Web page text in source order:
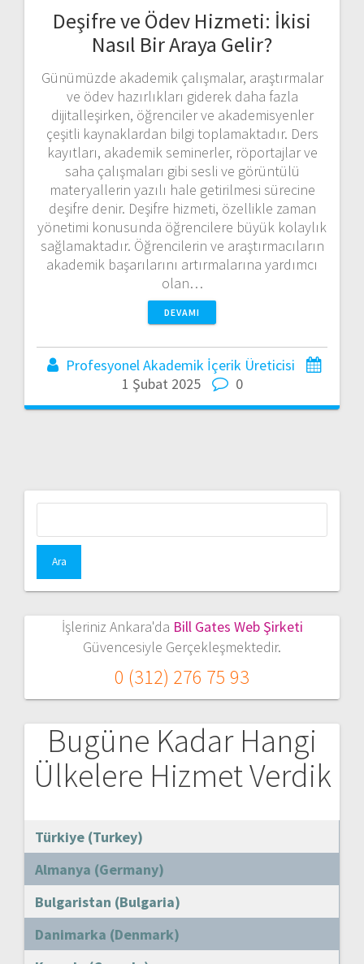
Deşifre ve Ödev Hizmeti: İkisi
Nasıl Bir Araya Gelir?
Günümüzde akademik çalışmalar, araştırmalar
ve ödev hazırlıkları giderek daha fazla
dijitalleşirken, öğrenciler ve akademisyenler
çeşitli kaynaklardan bilgi toplamaktadır. Ders
kayıtları, akademik seminerler, röportajlar ve
saha çalışmaları gibi sesli ve görüntülü
materyallerin yazılı hale getirilmesi sürecine
deşifre denir. Deşifre hizmeti, özellikle zaman
yönetimi konusunda öğrencilere büyük kolaylık
sağlamaktadır. Öğrencilerin ve araştırmacıların
akademik başarılarını artırmalarına yardımcı
olan…
DEVAMI
Profesyonel Akademik İçerik Üreticisi
1 Şubat 2025
0
İşleriniz Ankara'da Bill Gates Web Şirketi
Güvencesiyle Gerçekleşmektedir.
0 (312) 276 75 93
Bugüne Kadar Hangi
Ülkelere Hizmet Verdik
Türkiye (Turkey)
Almanya (Germany)
Bulgaristan (Bulgaria)
Danimarka (Denmark)